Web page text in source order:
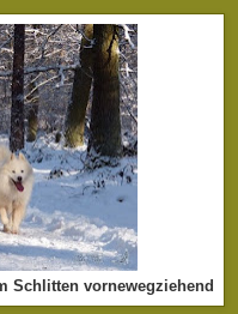
Schlitten vornewegziehend